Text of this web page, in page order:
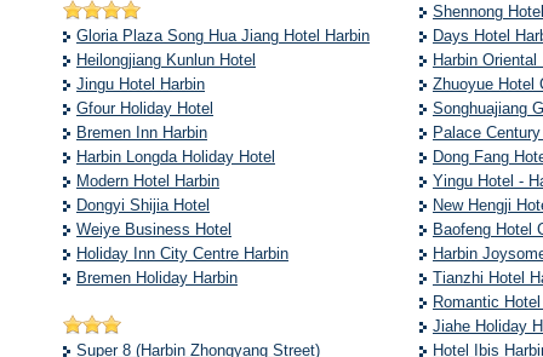
Gloria Plaza Song Hua Jiang Hotel Harbin
Heilongjiang Kunlun Hotel
Jingu Hotel Harbin
Gfour Holiday Hotel
Bremen Inn Harbin
Harbin Longda Holiday Hotel
Modern Hotel Harbin
Dongyi Shijia Hotel
Weiye Business Hotel
Holiday Inn City Centre Harbin
Bremen Holiday Harbin
Super 8 (Harbin Zhongyang Street)
Shennong Hotel
Days Hotel
Harbin
Zhuoyue Hotel
Songhuajiang
Palace
Dong Fang
Yingu Hotel -
New Hengji
Baofeng Hotel
Harbin
Tianzhi Hotel
Romantic
Jiahe Holiday
Hotel Ibis